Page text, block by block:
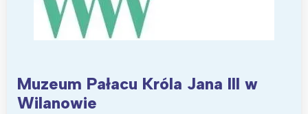
Muzeum Pałacu Króla Jana III w
Wilanowie